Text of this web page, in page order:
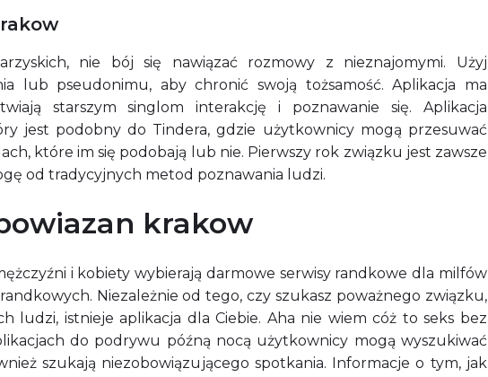
nie bój się nawiązać rozmowy z nieznajomymi. Użyj
lub pseudonimu, aby chronić swoją tożsamość. Aplikacja ma
starszym singlom interakcję i poznawanie się. Aplikacja
jest podobny do Tindera, gdzie użytkownicy mogą przesuwać
które im się podobają lub nie. Pierwszy rok związku jest zawsze
od tradycyjnych metod poznawania ludzi.
krakow
i kobiety wybierają darmowe serwisy randkowe dla milfów
Niezależnie od tego, czy szukasz poważnego związku,
ludzi, istnieje aplikacja dla Ciebie. Aha nie wiem cóż to seks bez
do podrywu późną nocą użytkownicy mogą wyszukiwać
szukają niezobowiązującego spotkania. Informacje o tym, jak